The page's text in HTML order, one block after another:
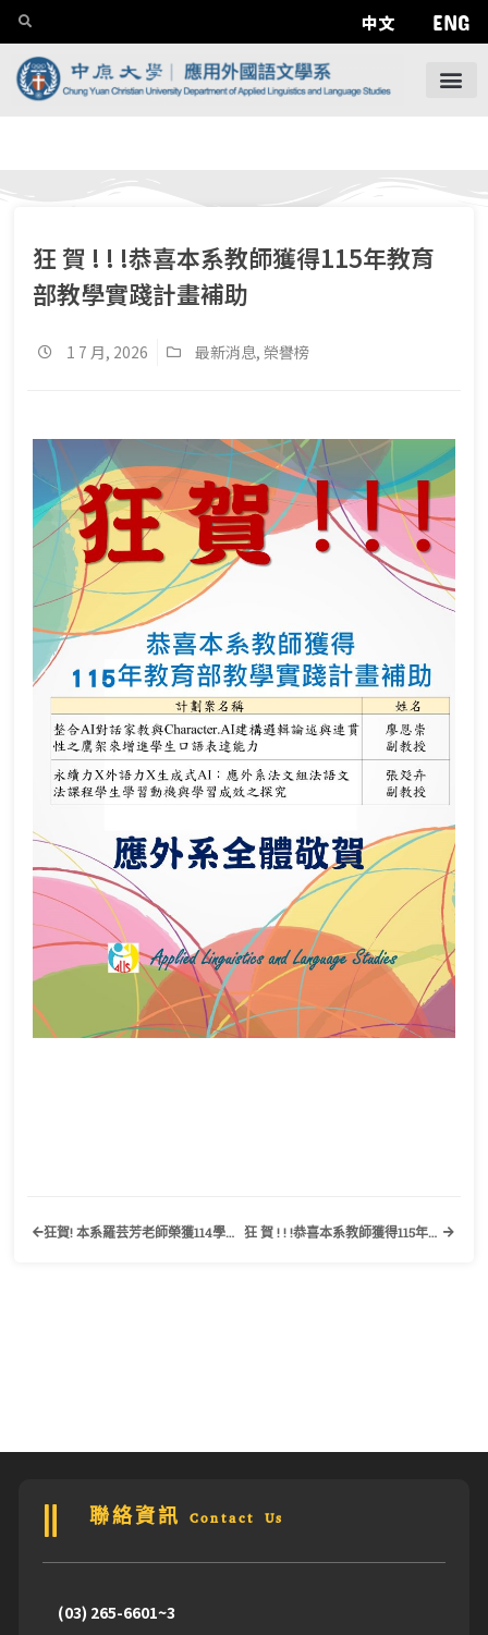
中文 ENG
狂 賀 ! ! !恭喜本系教師獲得115年教育
部教學實踐計畫補助
1 7 月, 2026 最新消息, 榮譽榜
狂賀! 本系羅芸芳老師榮獲114學年度校級教學優良教師 狂 賀 ! ! !恭喜本系教師獲得115年國科會計畫補助
聯絡資訊 Contact Us
(03) 265-6601~3